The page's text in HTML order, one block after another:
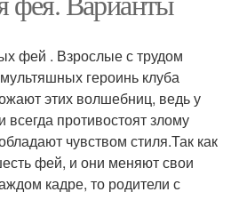
фей . Взрослые с трудом
героинь клуба
этих волшебниц, ведь у
противостоят злому
чувством стиля.Так как
фей, и они меняют свои
кадре, то родители с